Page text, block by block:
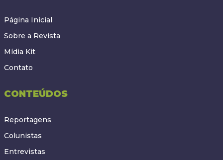
Página Inicial
Sobre a Revista
Mídia Kit
Contato
CONTEÚDOS
Reportagens
Colunistas
Entrevistas